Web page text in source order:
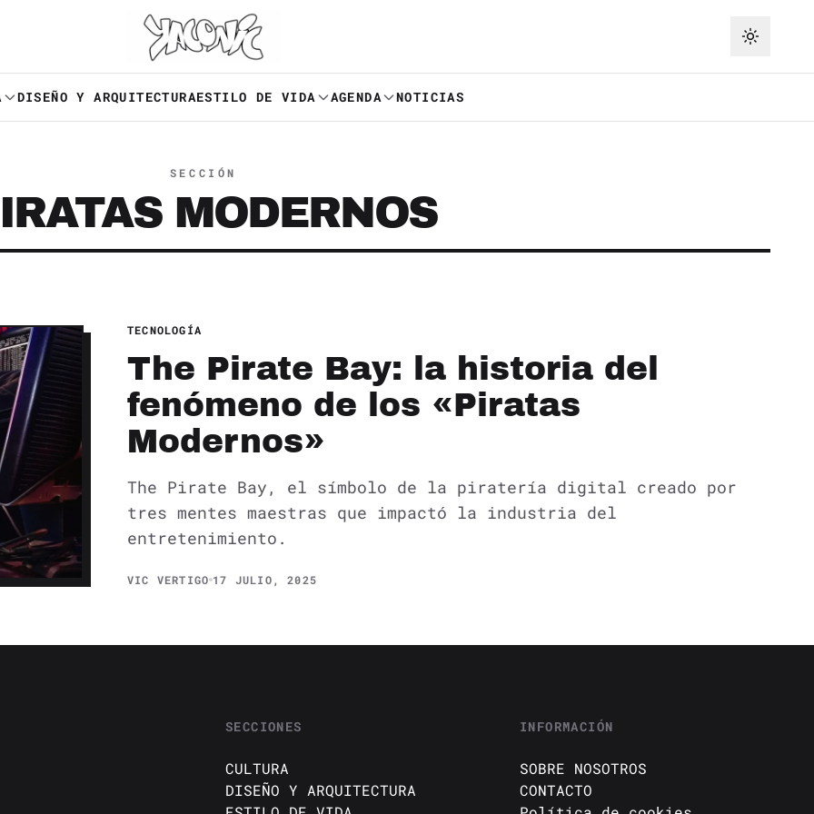
DISEÑO Y ARQUITECTURAESTILO DE VIDA AGENDA NOTICIAS
SECCIÓN
MODERNOS
TECNOLOGÍA
The Pirate Bay: la historia del
fenómeno de los «Piratas
Modernos»
The Pirate Bay, el símbolo de la piratería digital creado por
tres mentes maestras que impactó la industria del
entretenimiento.
VIC VERTIGO 17 JULIO, 2025
SECCIONES
CULTURA
DISEÑO Y ARQUITECTURA
INFORMACIÓN
SOBRE NOSOTROS
CONTACTO